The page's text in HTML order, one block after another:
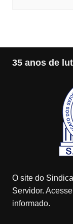
35 anos de
O site do
Servidor.
informado.